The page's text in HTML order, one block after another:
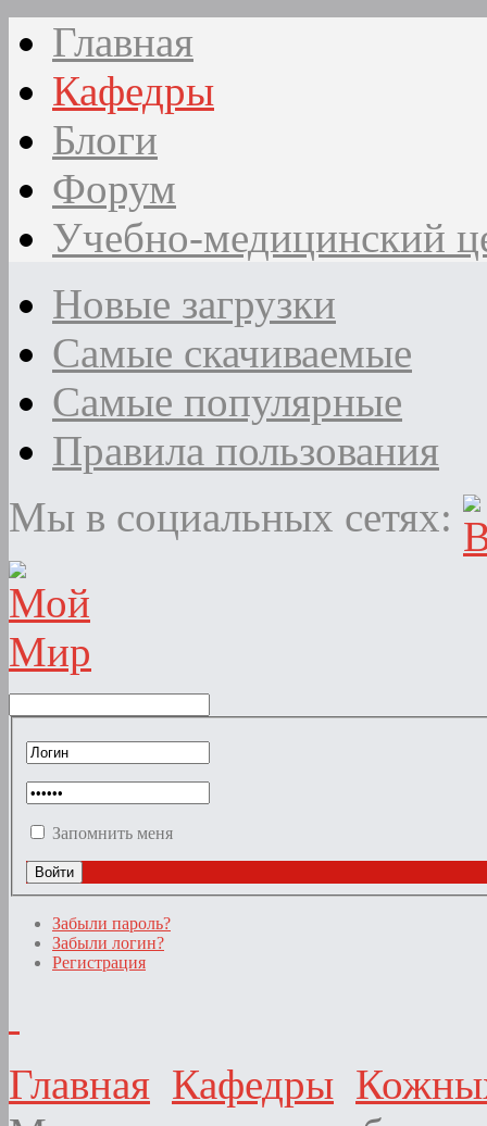
Главная
Кафедры
Блоги
Форум
Учебно-медицинский
Новые загрузки
Самые скачиваемые
Самые популярные
Правила пользования
Мы в социальных сетях:
Запомнить меня
Забыли пароль?
Забыли логин?
Регистрация
Главная Кафедры